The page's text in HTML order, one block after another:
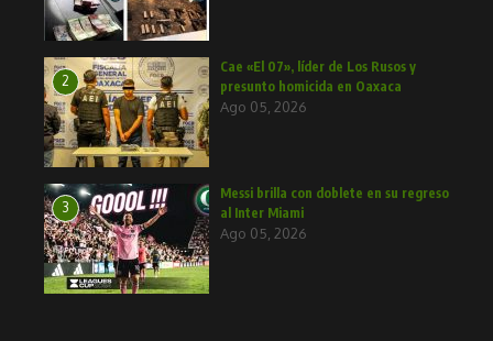
2
Cae «El 07», líder de Los Rusos y
presunto homicida en Oaxaca
Ago 05, 2026
3
Messi brilla con doblete en su regreso
al Inter Miami
Ago 05, 2026